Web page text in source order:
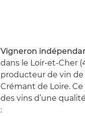
Vigneron
dans le Loir-et-Cher
producteur de vin de
Crémant de Loire.
des vins d’une
: